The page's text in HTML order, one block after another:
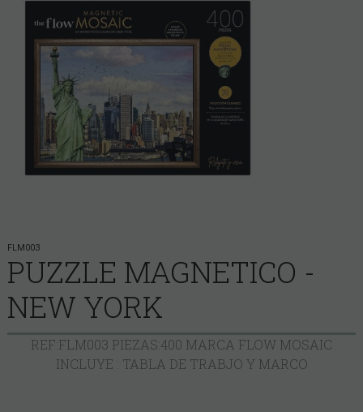
FLM003
PUZZLE MAGNETICO -
NEW YORK
REF:FLM003 PIEZAS:400 MARCA FLOW MOSAIC
INCLUYE : TABLA DE TRABJO Y MARCO